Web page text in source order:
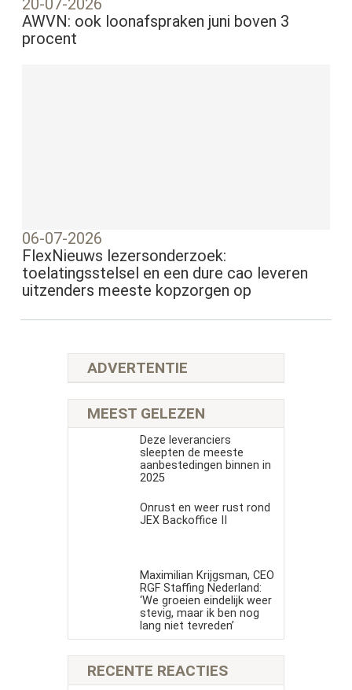
AWVN: ook loonafspraken juni boven 3
procent
06-07-2026
FlexNieuws lezersonderzoek:
toelatingsstelsel en een dure cao leveren
uitzenders meeste kopzorgen op
ADVERTENTIE
MEEST GELEZEN
Deze leveranciers
sleepten de meeste
aanbestedingen binnen in
2025
Onrust en weer rust rond
JEX Backoffice II
Maximilian Krijgsman, CEO
RGF Staffing Nederland:
‘We groeien eindelijk weer
stevig, maar ik ben nog
lang niet tevreden’
RECENTE REACTIES